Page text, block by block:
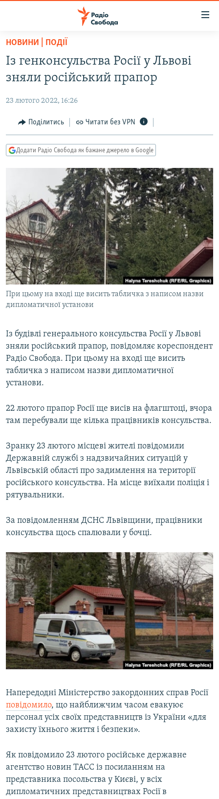
Перейти
основного
матеріалу
до
навігації
Перейти
до
ПОЛІТИКА
ЕКОНОМІКА
КУЛЬТУРА
УКРАЇНА
СВІТ
ВІЙНА
РОСІЙСЬКА «ФІЛЬТРАЦІЯ»
КРИМ.РЕАЛІЇ
СХЕМИ
КИТАЙ.ВИКЛИКИ
МУЛЬТИМЕДІА
ФОТО
СПЕЦПРОЄКТИ
ПОДКАСТИ
КРИМ РЕАЛІЇ
УКР
КТАТ
ДОЛУЧАЙСЯ!
Усі сайти RFE/RL
НОВИНИ | ПОДІЇ
Із генконсульства Росії у Львові
зняли російський прапор
23 лютого 2022, 16:26
Поділитись Читати без VPN
Додати Радіо Свобода як бажане джерело в Google
При цьому на вході ще висить табличка з написом назви
дипломатичної установи
Із будівлі генерального консульства Росії у Львові
зняли російський прапор, повідомляє кореспондент
Радіо Свобода. При цьому на вході ще висить
табличка з написом назви дипломатичної
установи.
22 лютого прапор Росії ще висів на флагштоці, вчора
там перебували ще кілька працівників консульства.
Зранку 23 лютого місцеві жителі повідомили
Державній службі з надзвичайних ситуацій у
Львівській області про задимлення на території
російського консульства. На місце виїхали поліція і
рятувальники.
За повідомленням ДСНС Львівщини, працівники
консульства щось спалювали у бочці.
Напередодні Міністерство закордонних справ Росії
повідомило, що найближчим часом евакуює
персонал усіх своїх представництв із України «для
захисту їхнього життя і безпеки».
Як повідомило 23 лютого російське державне
агентство новин ТАСС із посиланням на
представника посольства у Києві, у всіх
дипломатичних представництвах Росії в